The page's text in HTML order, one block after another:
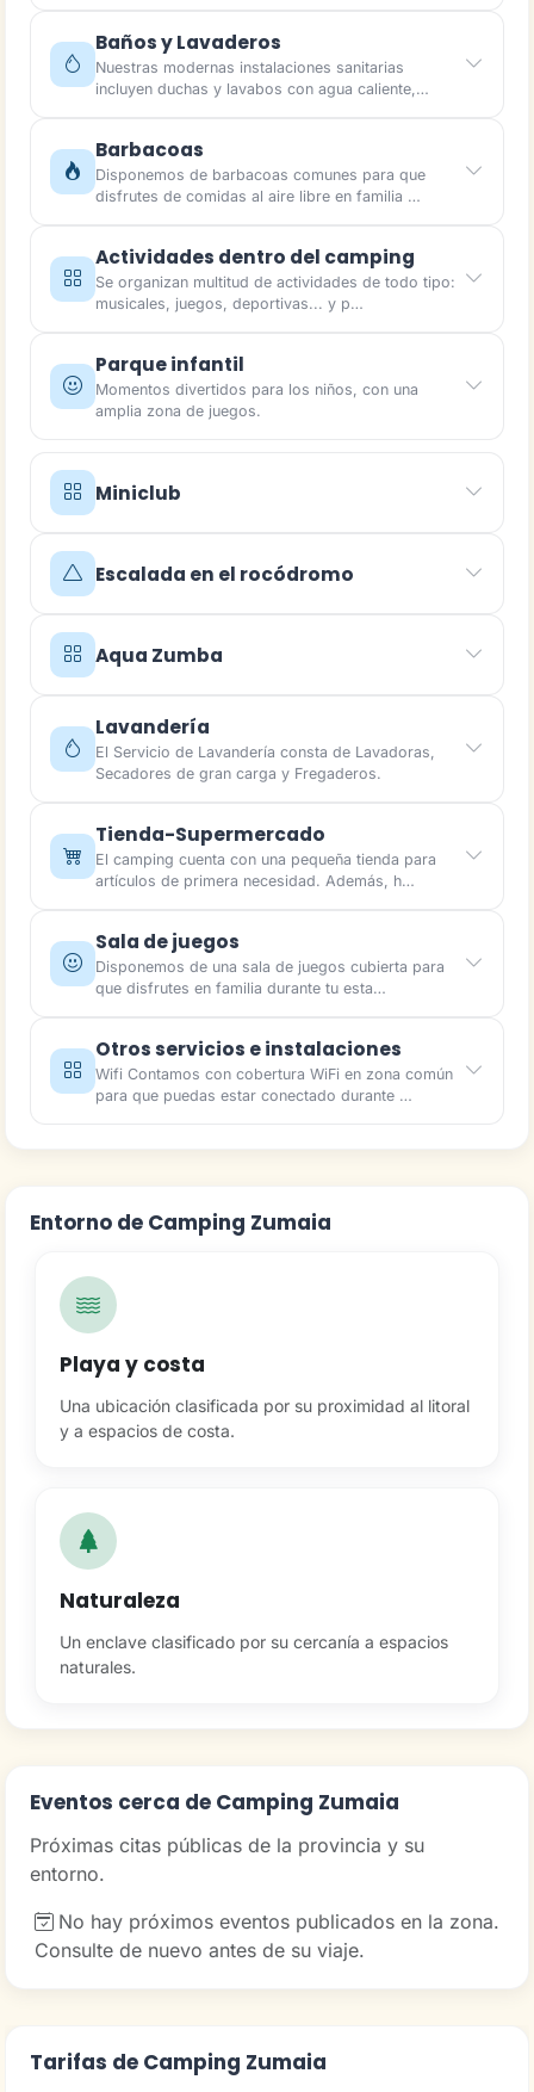
Baños y Lavaderos
Nuestras modernas instalaciones sanitarias
incluyen duchas y lavabos con agua caliente,…
Barbacoas
Disponemos de barbacoas comunes para que
disfrutes de comidas al aire libre en familia …
Actividades dentro del camping
Se organizan multitud de actividades de todo tipo:
musicales, juegos, deportivas... y p…
Parque infantil
Momentos divertidos para los niños, con una
amplia zona de juegos.
Miniclub
Escalada en el rocódromo
Aqua Zumba
Lavandería
El Servicio de Lavandería consta de Lavadoras,
Secadores de gran carga y Fregaderos.
Tienda-Supermercado
El camping cuenta con una pequeña tienda para
artículos de primera necesidad. Además, h…
Sala de juegos
Disponemos de una sala de juegos cubierta para
que disfrutes en familia durante tu esta…
Otros servicios e instalaciones
Wifi Contamos con cobertura WiFi en zona común
para que puedas estar conectado durante …
Entorno de Camping Zumaia
Playa y costa
Una ubicación clasificada por su proximidad al litoral
y a espacios de costa.
Naturaleza
Un enclave clasificado por su cercanía a espacios
naturales.
Eventos cerca de Camping Zumaia
Próximas citas públicas de la provincia y su
entorno.
No hay próximos eventos publicados en la zona.
Consulte de nuevo antes de su viaje.
Tarifas de Camping Zumaia